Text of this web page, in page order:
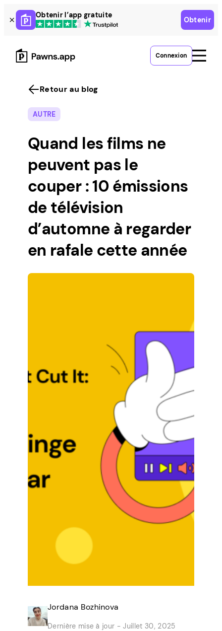
Skip
to
content
Obtenir l’app gratuite
Obtenir
Connexion
Retour au blog
AUTRE
Quand les films ne
peuvent pas le
couper : 10 émissions
de télévision
d’automne à regarder
en rafale cette année
Jordana Bozhinova
Dernière mise à jour - Juillet 30, 2025